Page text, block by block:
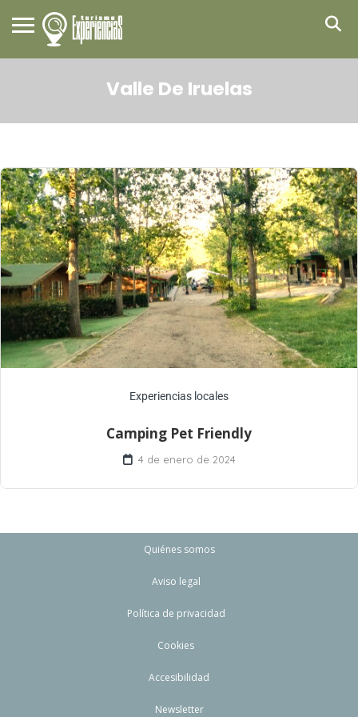
Valle De Iruelas
Experiencias locales
Camping Pet Friendly
4 de enero de 2024
Quiénes somos
Aviso legal
Política de privacidad
Cookies
Accesibilidad
Newsletter